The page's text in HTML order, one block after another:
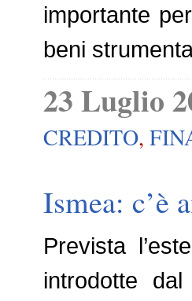
importante
beni
23 Luglio
CREDITO,
Ismea: c’è
Prevista
introdotte